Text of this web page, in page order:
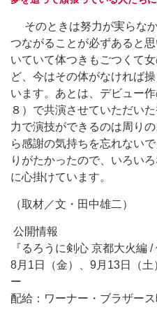
そのときは努力が実らな
つながることが必ずあると
いていて体つきもごつくて
ど、今はその体がなければ
います。あとは、デビュー
８）で共演させていただい
力で演技ができるのは周り
ら感謝の気持ちを忘れない
りがたかったので、いろい
に心掛けています。
（取材／文・田中雄二）
公開情報
『るろうに剣心 京都大火編 /
8月1日（金）、9月13日（
ー
配給：ワーナー・ブラザー